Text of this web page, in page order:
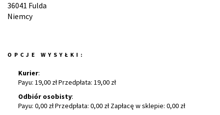
36041 Fulda
Niemcy
OPCJE WYSYŁKI:
Kurier:
Payu: 19,00 zł Przedpłata: 19,00 zł
Odbiór osobisty:
Payu: 0,00 zł Przedpłata: 0,00 zł Zapłacę w sklepie: 0,00 zł